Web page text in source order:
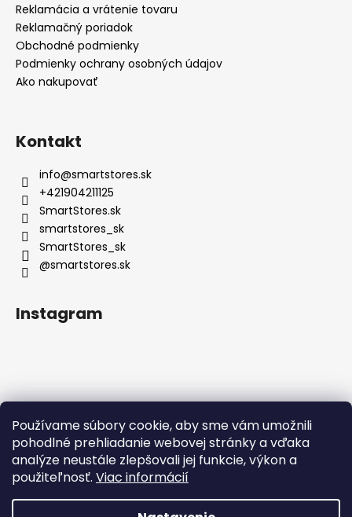
Používame súbory cookie, aby sme vám umožnili
pohodlné prehliadanie webovej stránky a vďaka
analýze neustále zlepšovali jej funkcie, výkon a
použiteľnosť. Viac informácií
Reklamácia a vrátenie tovaru
Reklamačný poriadok
Obchodné podmienky
Podmienky ochrany osobných údajov
Ako nakupovať
Kontakt
info@smartstores.sk
+421904211125
SmartStores.sk
smartstores_sk
SmartStores_sk
@smartstores.sk
Instagram
Sledovať na Instagrame